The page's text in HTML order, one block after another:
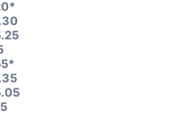
00.55*
– 16.35
– 05.05